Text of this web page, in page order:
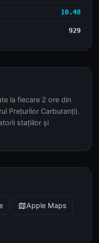
10.48
929
la fiecare 2 ore din
Prețurilor Carburanți).
stațiilor și
mapApple Maps